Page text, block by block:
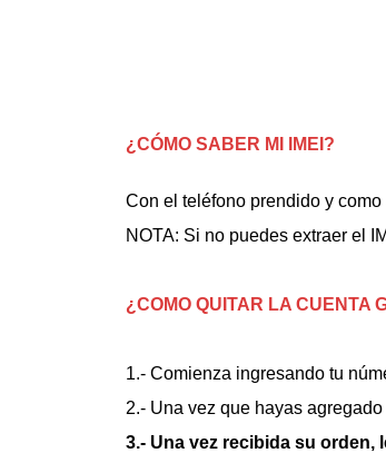
¿CÓMO SABER MI IMEI?
Con el teléfono prendido y
NOTA: Si no puedes extraer el
¿COMO QUITAR LA CUENTA
1.- Comienza ingresando tu
2.- Una vez que hayas
3.- Una vez recibida su orden,